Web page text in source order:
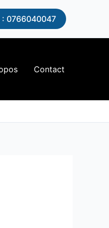
: 0766040047
Contact